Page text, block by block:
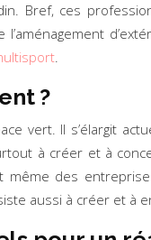
Bref, ces
.
?
vert. Il s’élargit
à créer et à
des
aussi à créer et à